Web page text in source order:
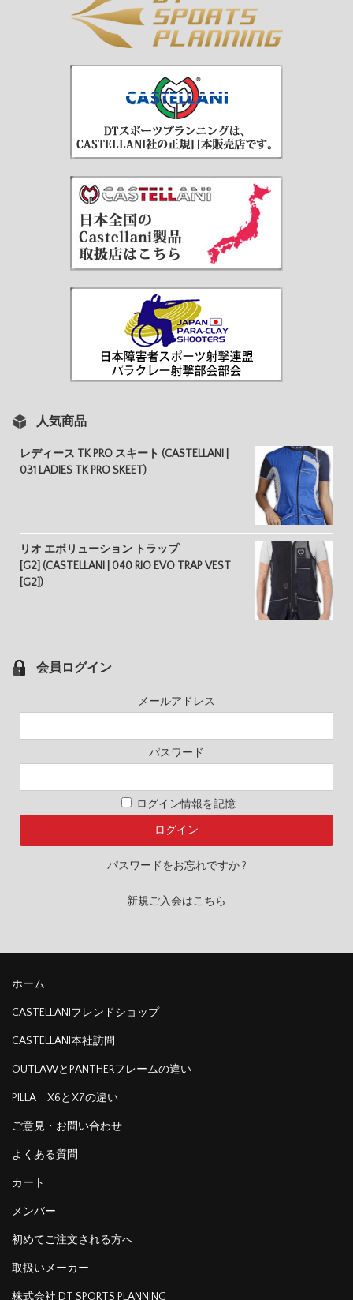
人気商品
レディース TK PRO スキート (CASTELLANI |
031 LADIES TK PRO SKEET)
リオ エボリューション トラップ
[G2] (CASTELLANI | 040 RIO EVO TRAP VEST
[G2])
会員ログイン
メールアドレス
パスワード
ログイン情報を記憶
パスワードをお忘れですか ?
新規ご入会はこちら
ホーム
CASTELLANIフレンドショップ
CASTELLANI本社訪問
OUTLAWとPANTHERフレームの違い
PILLA X6とX7の違い
ご意見・お問い合わせ
よくある質問
カート
メンバー
初めてご注文される方へ
取扱いメーカー
株式会社 DT SPORTS PLANNING